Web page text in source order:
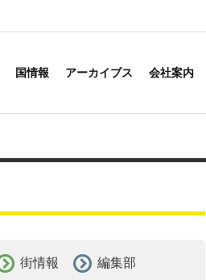
国情報 アーカイブス 会社案内
街情報 編集部